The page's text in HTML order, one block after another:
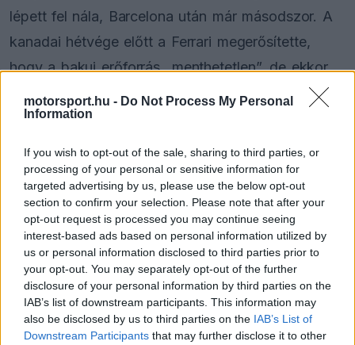
motorsport.hu - Do Not Process My Personal
Information
If you wish to opt-out of the sale, sharing to third parties, or
processing of your personal or sensitive information for
targeted advertising by us, please use the below opt-out
section to confirm your selection. Please note that after your
opt-out request is processed you may continue seeing
interest-based ads based on personal information utilized by
us or personal information disclosed to third parties prior to
your opt-out. You may separately opt-out of the further
disclosure of your personal information by third parties on the
IAB’s list of downstream participants. This information may
also be disclosed by us to third parties on the IAB’s List of
Downstream Participants that may further disclose it to other
lépett fel nála, Barcelona után már másodszor. A
kanadai hétvége előtt a Ferrari megerősítette,
hogy a bakui erőforrás „menthetetlen”, de ekkor
még nem lehetett tudni, bevállalják-e a büntetést.
hivatalosan is megerősítették, hogy Leclerc
megkapja idei harmadik központi elektronikai
egységét, ami automatikus büntetést von maga
után. Miközben Leclerc természetesen nem örült
a helyzetnek, mégis úgy véli, a nagyobb jó
érdekében most szükség volt erre.